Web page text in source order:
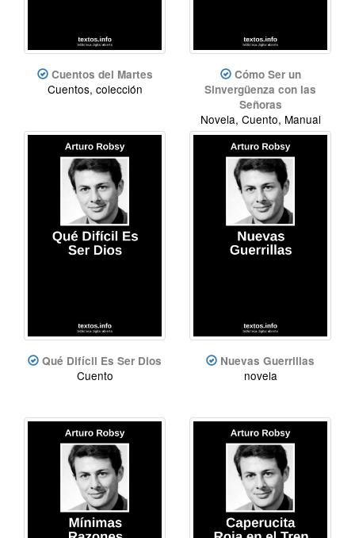
Cuentos del Martes
Cuentos, colección
Cómo Ser un
Sinvergüenza con las
Señoras
Novela, Cuento, Manual
Qué Difícil Es Ser Dios
Cuento
Nuevas Guerrillas
novela